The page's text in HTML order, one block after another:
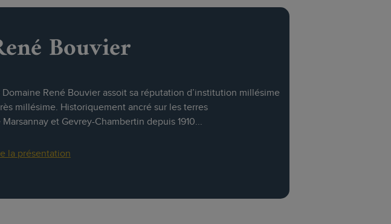
Bouvier
Domaine René Bouvier assoit sa réputation d’institution millésime
millésime. Historiquement ancré sur les terres
Marsannay et Gevrey-Chambertin depuis 1910...
la présentation